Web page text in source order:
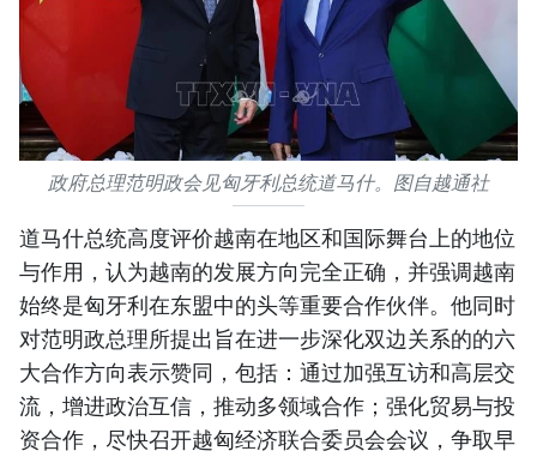
政府总理范明政会见匈牙利总统道马什。图自越通社
道马什总统高度评价越南在地区和国际舞台上的地位
与作用，认为越南的发展方向完全正确，并强调越南
始终是匈牙利在东盟中的头等重要合作伙伴。他同时
对范明政总理所提出旨在进一步深化双边关系的的六
大合作方向表示赞同，包括：通过加强互访和高层交
流，增进政治互信，推动多领域合作；强化贸易与投
资合作，尽快召开越匈经济联合委员会会议，争取早